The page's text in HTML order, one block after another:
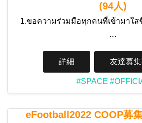
(94人)
1.ขอความร่วมมือทุกคนที่เข้ามาใส
…
詳細 友達募
#SPACE
eFootball2022 COOP募